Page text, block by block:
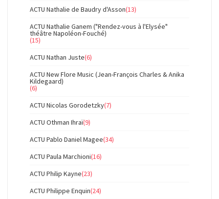
ACTU Nathalie de Baudry d'Asson(13)
ACTU Nathalie Ganem ("Rendez-vous à l'Elysée"
théâtre Napoléon-Fouché)
(15)
ACTU Nathan Juste(6)
ACTU New Flore Music (Jean-François Charles & Anika
Kildegaard)
(6)
ACTU Nicolas Gorodetzky(7)
ACTU Othman Ihraï(9)
ACTU Pablo Daniel Magee(34)
ACTU Paula Marchioni(16)
ACTU Philip Kayne(23)
ACTU Philippe Enquin(24)